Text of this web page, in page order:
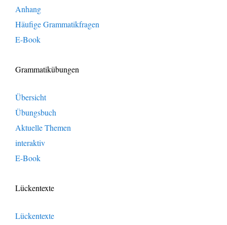
Anhang
Häufige Grammatikfragen
E-Book
Grammatikübungen
Übersicht
Übungsbuch
Aktuelle Themen
interaktiv
E-Book
Lückentexte
Lückentexte